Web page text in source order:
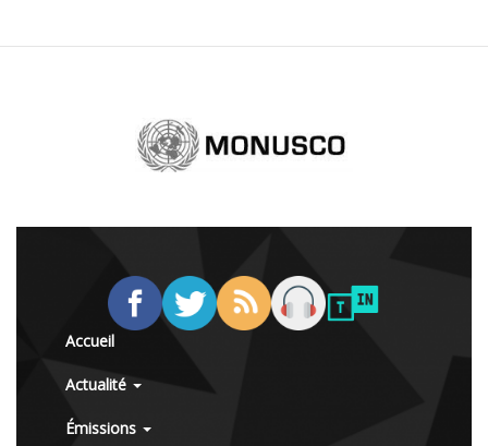
Accueil
Actualité
Émissions